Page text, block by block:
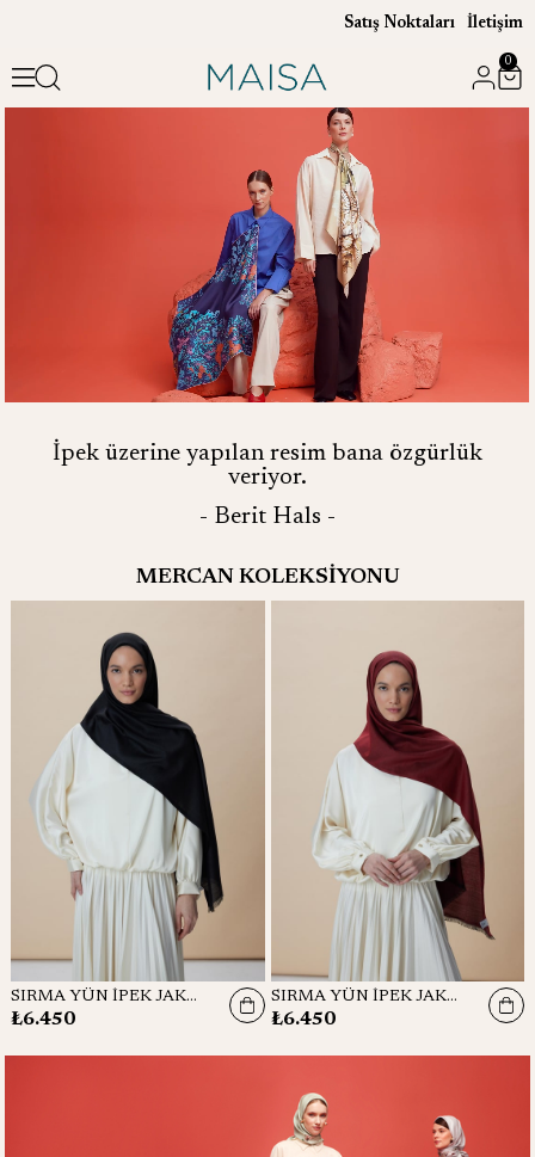
Satış Noktaları İletişim
0
İpek üzerine yapılan resim bana özgürlük
veriyor.
- Berit Hals -
MERCAN KOLEKSİYONU
SIRMA YÜN İPEK JAKARLI ŞAL 70*200 CM - SİYAH
₺6.450
SIRMA YÜN İPEK JAKARLI ŞAL 70*200 CM - BORDO
₺6.450